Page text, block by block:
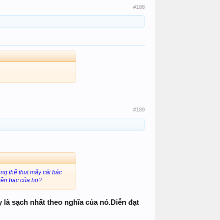
#188
#189
thế thui.mấy cái bác
bạc của họ?
sạch nhất theo nghĩa của nó.Diễn đạt